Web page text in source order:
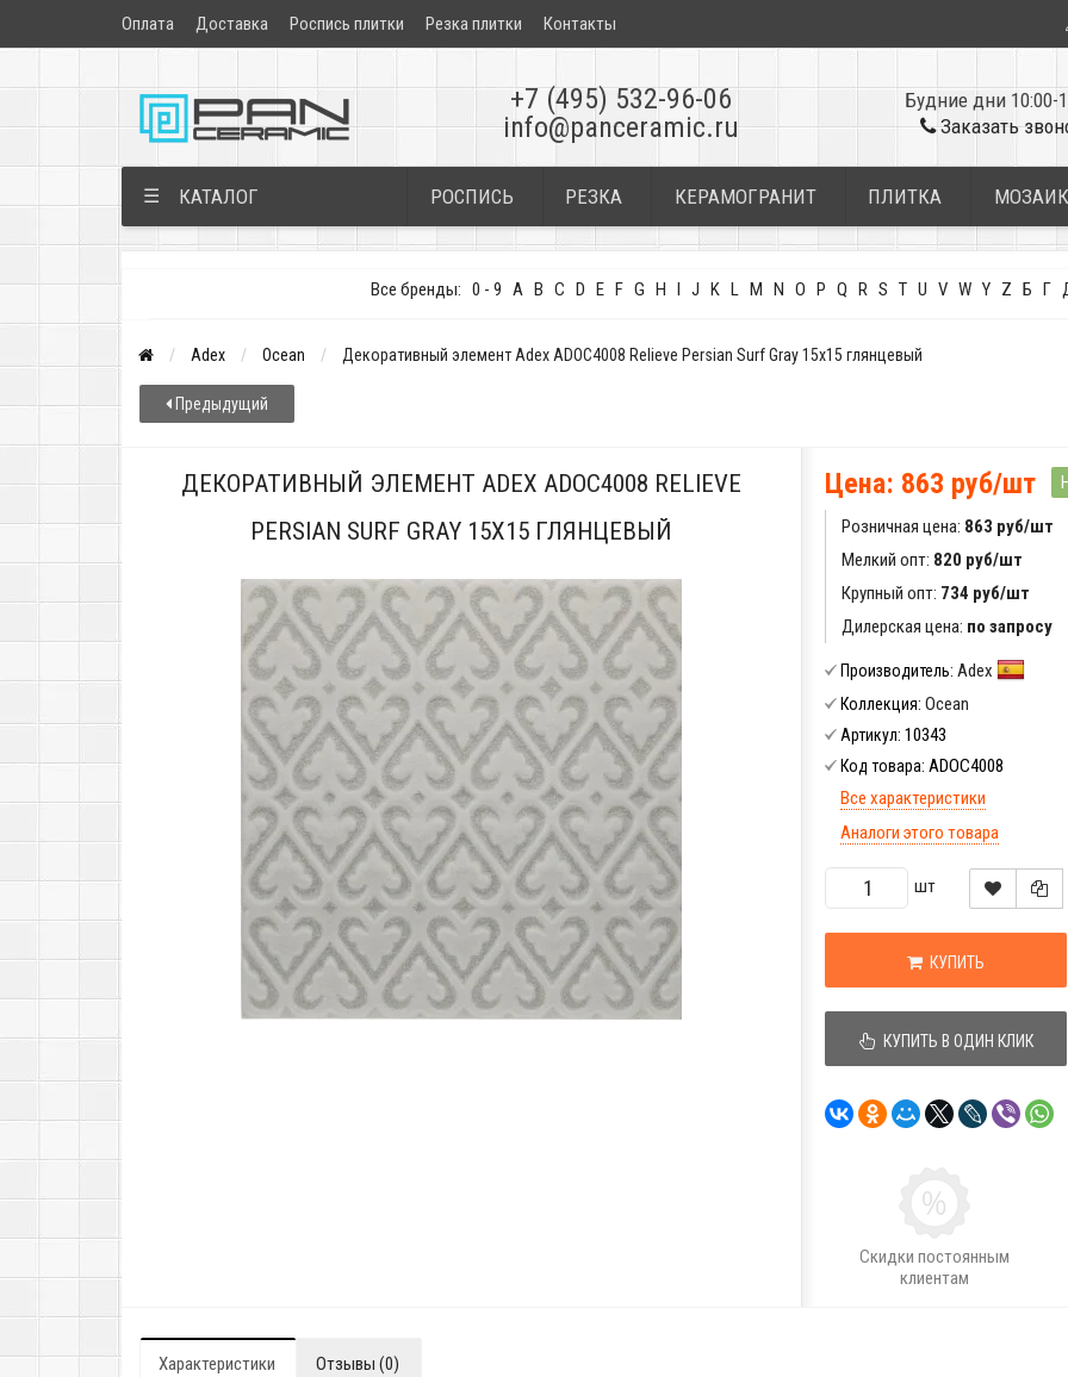
Оплата Доставка Роспись плитки Резка плитки Контакты
+7 (495) 532-96-06
info@panceramic.ru
Будние дни 10:00-
Заказать
☰ КАТАЛОГ РОСПИСЬ РЕЗКА КЕРАМОГРАНИТ ПЛИТКА
Все бренды: 0 - 9 A B C D E F G H I J K L M N O P Q R S T U V W Y Z Б Г
Adex Ocean Декоративный элемент Adex ADOC4008 Relieve Persian Surf Gray 15x15 глянцевый
Предыдущий
ДЕКОРАТИВНЫЙ ЭЛЕМЕНТ ADEX ADOC4008 RELIEVE
PERSIAN SURF GRAY 15X15 ГЛЯНЦЕВЫЙ
Цена: 863 руб/шт
Розничная цена: 863 руб/шт
Мелкий опт: 820 руб/шт
Крупный опт: 734 руб/шт
Дилерская цена: по запросу
Производитель: Adex
Коллекция: Ocean
Артикул: 10343
Код товара: ADOC4008
Все характеристики
Аналоги этого товара
шт
КУПИТЬ
КУПИТЬ В ОДИН КЛИК
Скидки постоянным
клиентам
Характеристики Отзывы (0)